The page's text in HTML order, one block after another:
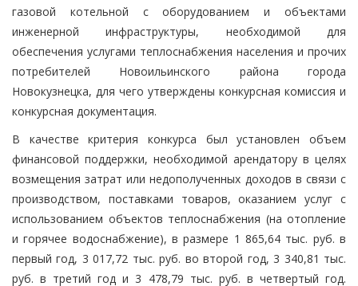
газовой котельной с оборудованием и объектами
инженерной инфраструктуры, необходимой для
обеспечения услугами теплоснабжения населения и прочих
потребителей Новоильинского района города
Новокузнецка, для чего утверждены конкурсная комиссия и
конкурсная документация.
В качестве критерия конкурса был установлен объем
финансовой поддержки, необходимой арендатору в целях
возмещения затрат или недополученных доходов в связи с
производством, поставками товаров, оказанием услуг с
использованием объектов теплоснабжения (на отопление
и горячее водоснабжение), в размере 1 865,64 тыс. руб. в
первый год, 3 017,72 тыс. руб. во второй год, 3 340,81 тыс.
руб. в третий год и 3 478,79 тыс. руб. в четвертый год.